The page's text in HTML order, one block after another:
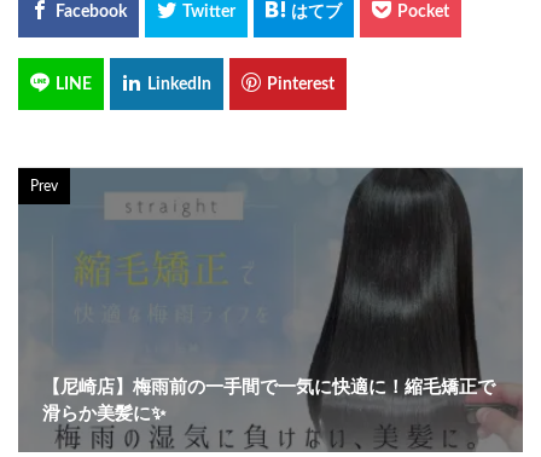
Prev
【尼崎店】梅雨前の一手間で一気に快適に！縮毛矯正で
滑らか美髪に✨